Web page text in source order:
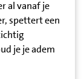
al vanaf je
spettert een
je je adem